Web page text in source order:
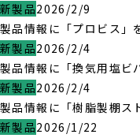
新製品2026/2/9
製品情報に「プロビス」
新製品2026/2/4
製品情報に「換気用塩ビ
新製品2026/2/4
製品情報に「樹脂製棚ス
新製品2026/1/22